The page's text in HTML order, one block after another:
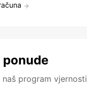
ponude
program vjernosti